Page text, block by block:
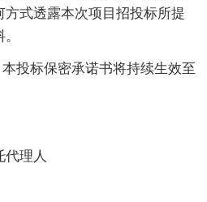
式透露本次项目招投标所提
标保密承诺书将持续生效至
理人